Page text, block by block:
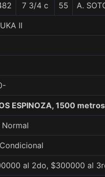
7 3/4 c 55 A.
II
ESPINOZA, 1500 metros
Normal
al 2do, $300000 al